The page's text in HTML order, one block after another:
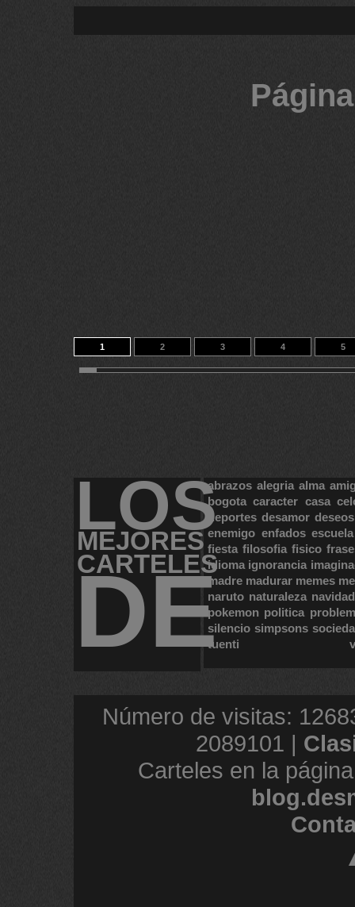
1 2 3 4 5
11 12 13 14 98
LOS
MEJORES
CARTELES
DE
abrazos alegria alma
bogota caracter casa
deportes desamor deseos
enemigo enfados escuela
fiesta filosofia fisico
idioma ignorancia
madre madurar memes
naruto naturaleza navidad
pokemon politica
silencio simpsons
tuenti
Número de visitas:
2089101 |
Carteles en la